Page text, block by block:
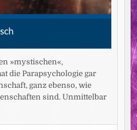
»mystischen«,
die Parapsychologie gar
ganz ebenso, wie
sind. Unmittelbar